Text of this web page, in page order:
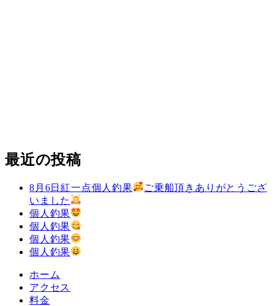
最近の投稿
8月6日紅一点個人釣果
ご乗船頂きありがとうござ
いました
個人釣果
個人釣果
個人釣果
個人釣果
ホーム
アクセス
料金